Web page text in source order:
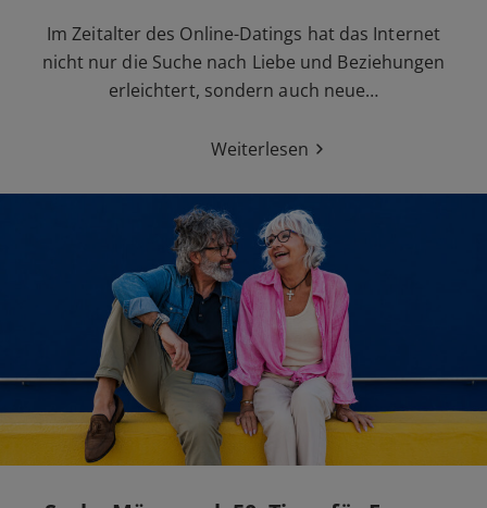
Im Zeitalter des Online-Datings hat das Internet
nicht nur die Suche nach Liebe und Beziehungen
erleichtert, sondern auch neue…
Weiterlesen